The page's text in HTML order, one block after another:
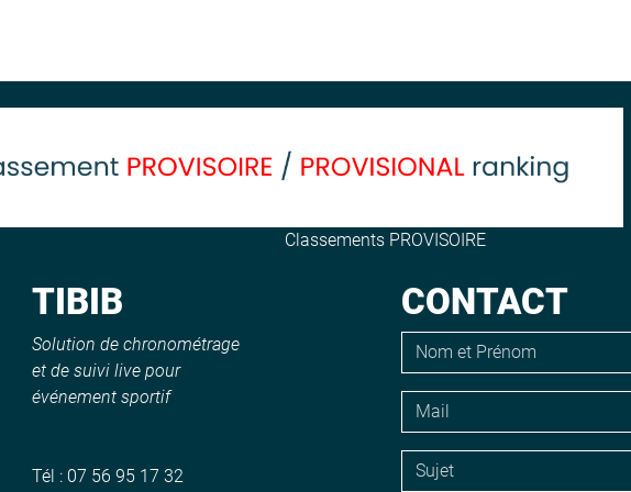
Classements PROVISOIRE
TIBIB
Solution de chronométrage
et de suivi live pour
événement sportif
Tél : 07 56 95 17 32
CONTACT